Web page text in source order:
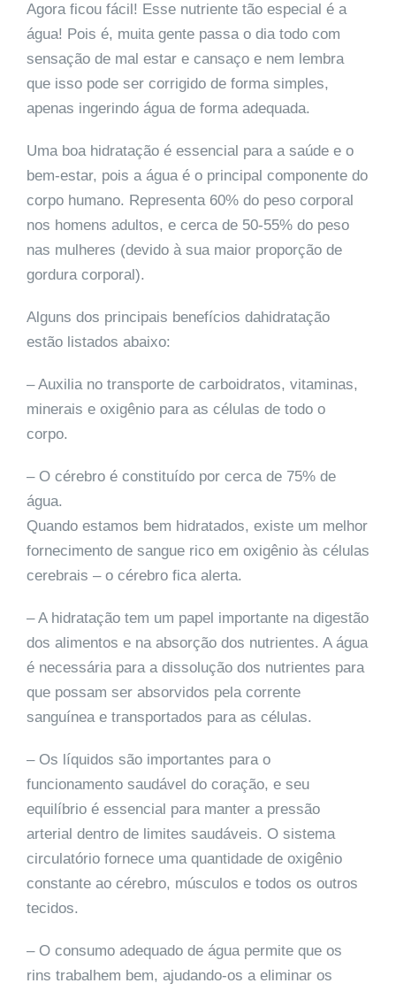
Agora ficou fácil! Esse nutriente tão especial é a
água! Pois é, muita gente passa o dia todo com
sensação de mal estar e cansaço e nem lembra
que isso pode ser corrigido de forma simples,
apenas ingerindo água de forma adequada.
Uma boa hidratação é essencial para a saúde e o
bem-estar, pois a água é o principal componente do
corpo humano. Representa 60% do peso corporal
nos homens adultos, e cerca de 50-55% do peso
nas mulheres (devido à sua maior proporção de
gordura corporal).
Alguns dos principais benefícios dahidratação
estão listados abaixo:
– Auxilia no transporte de carboidratos, vitaminas,
minerais e oxigênio para as células de todo o
corpo.
– O cérebro é constituído por cerca de 75% de
água.
Quando estamos bem hidratados, existe um melhor
fornecimento de sangue rico em oxigênio às células
cerebrais – o cérebro fica alerta.
– A hidratação tem um papel importante na digestão
dos alimentos e na absorção dos nutrientes. A água
é necessária para a dissolução dos nutrientes para
que possam ser absorvidos pela corrente
sanguínea e transportados para as células.
– Os líquidos são importantes para o
funcionamento saudável do coração, e seu
equilíbrio é essencial para manter a pressão
arterial dentro de limites saudáveis. O sistema
circulatório fornece uma quantidade de oxigênio
constante ao cérebro, músculos e todos os outros
tecidos.
– O consumo adequado de água permite que os
rins trabalhem bem, ajudando-os a eliminar os